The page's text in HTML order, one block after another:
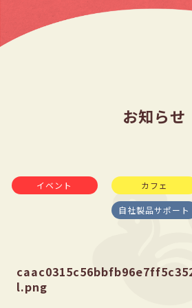
お知らせ
イベント カフェ
自社製品サポート
l.png